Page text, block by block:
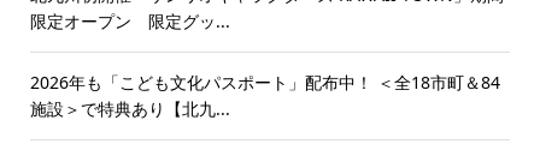
限定オープン 限定グッ...
2026年も「こども文化パスポート」配布中！ ＜全18市町＆84
施設＞で特典あり【北九...